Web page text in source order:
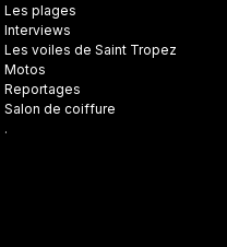
Les plages
Interviews
Les voiles de Saint Tropez
Motos
Reportages
Salon de coiffure
.